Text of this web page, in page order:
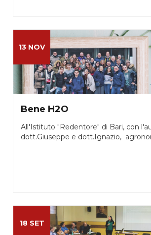
13 NOV
Bene H2O
All'Istituto "Redentore" di Bari, con
dott.Giuseppe e dott.Ignazio,
18 SET